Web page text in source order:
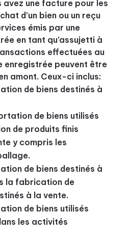
avez une facture pour les
d’un bien ou un reçu
émis par une
en tant qu’assujetti à
effectuées au
enregistrée peuvent être
amont. Ceux-ci inclus:
de biens destinés à
de biens utilisés
de produits finis
y compris les
de biens destinés à
la fabrication de
à la vente.
de biens utilisés
les activités